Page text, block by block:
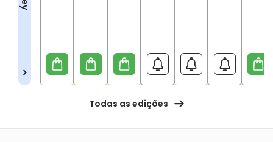
Todas as edições